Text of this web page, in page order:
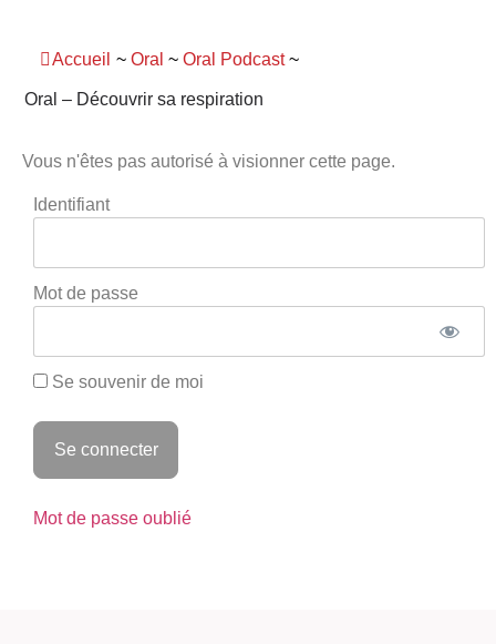
Accueil ~ Oral ~ Oral Podcast ~
Oral – Découvrir sa respiration
Vous n'êtes pas autorisé à visionner cette page.
Identifiant
Mot de passe
Se souvenir de moi
Mot de passe oublié